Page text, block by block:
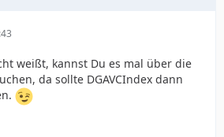
weißt, kannst Du es mal über die
da sollte DGAVCIndex dann